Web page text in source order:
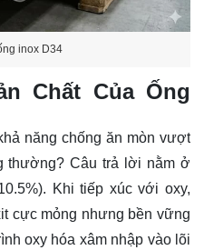
inox D34
Chất Của Ống
năng chống ăn mòn vượt
thường? Câu trả lời nằm ở
Khi tiếp xúc với oxy,
cực mỏng nhưng bền vững
oxy hóa xâm nhập vào lõi